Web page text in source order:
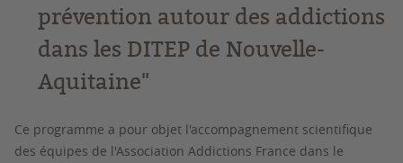
prévention autour des addictions
dans les DITEP de Nouvelle-
Aquitaine"
Ce programme a pour objet l'accompagnement scientifique
des équipes de l'Association Addictions France dans le